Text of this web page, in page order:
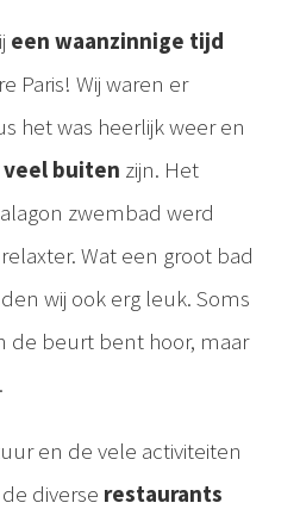
een waanzinnige tijd
Paris! Wij waren er
het was heerlijk weer en
buiten zijn. Het
zwembad werd
Wat een groot bad
wij ook erg leuk. Soms
de beurt bent hoor, maar
en de vele activiteiten
diverse restaurants